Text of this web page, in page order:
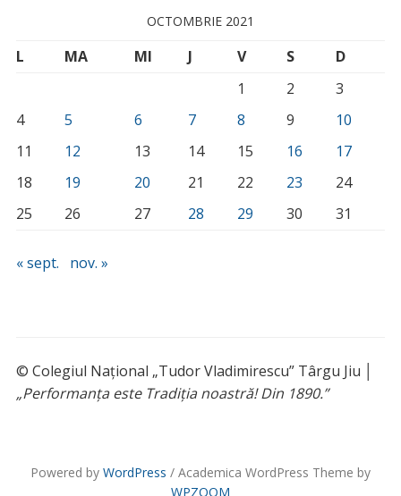
OCTOMBRIE 2021
L MA MI J V S
D
1
2
3
4
5 6 7 8 9
10
11
12 13 14 15 16
17
18
19 20 21 22 23
24
25
26 27 28 29 30 31
« sept. nov. »
© Colegiul Național „Tudor Vladimirescu” Târgu Jiu │
„Performanța este Tradiția noastră! Din 1890.”
Powered by WordPress / Academica WordPress Theme by
WPZOOM